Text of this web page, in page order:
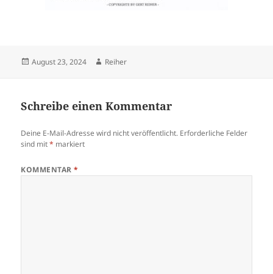
Veröffentlicht
August 23, 2024 Autor
Reiher
Schreibe einen Kommentar
Deine E-Mail-Adresse wird nicht veröffentlicht. Erforderliche Felder
sind mit* markiert
KOMMENTAR*